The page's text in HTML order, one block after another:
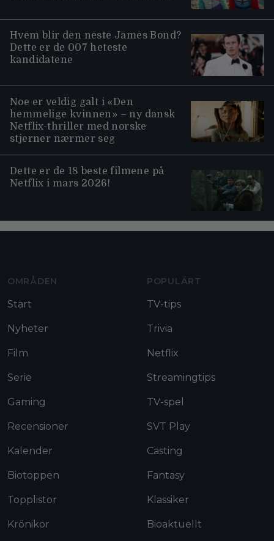
Hvem blir den neste James Bond?
Dette er de 007 heteste
kandidatene
Noe er veldig galt i «Den
hemmelige kvinnen» – ny dansk
Netflix-thriller med norske
stjerner nærmer seg
Dette er de 18 beste filmene på
Netflix i mars 2026!
OMRÅDEN
Start
Nyheter
Film
Serie
Gaming
Recensioner
Kalender
Biotoppen
Topplistor
Krönikor
POPULÄRT
TV-tips
Trivia
Netflix
Streamingtips
TV-spel
SVT Play
Casting
Fantasy
Klassiker
Bioaktuellt